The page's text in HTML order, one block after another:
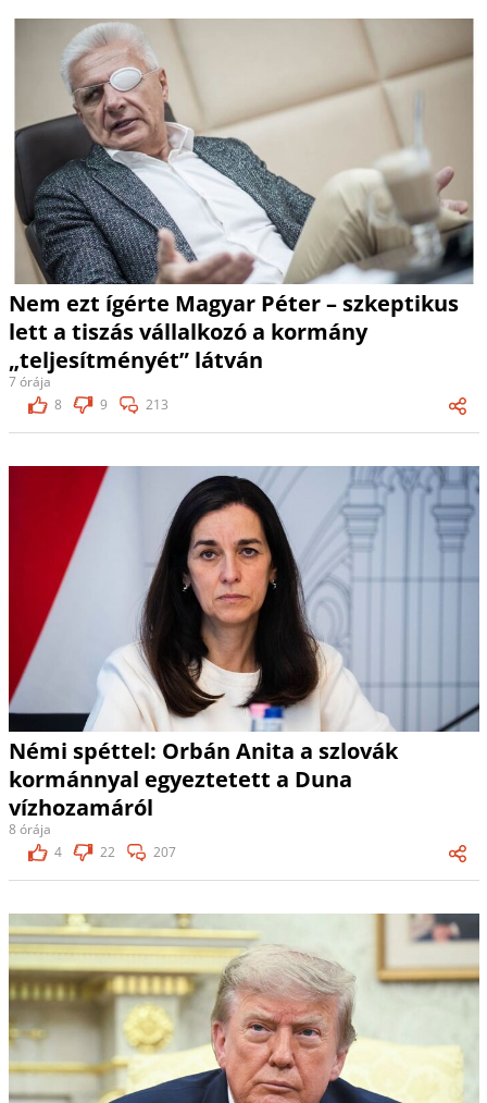
Nem ezt ígérte Magyar Péter – szkeptikus
lett a tiszás vállalkozó a kormány
„teljesítményét” látván
7 órája
8
9 213
Némi spéttel: Orbán Anita a szlovák
kormánnyal egyeztetett a Duna
vízhozamáról
8 órája
4
22 207